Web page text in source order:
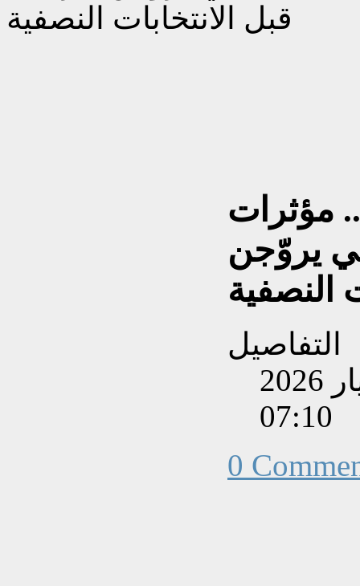
قبل الانتخابات النصفية
مؤثرات
يروّجن
النصفية
التفاصيل
تم إنشاءه بتاريخ الإثنين, 11 أيار 2026
07:10
0